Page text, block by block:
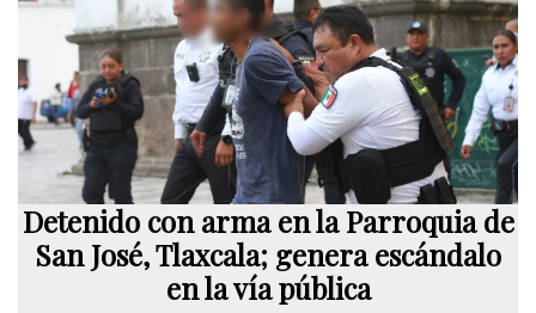
Detenido con arma en la Parroquia de
San José, Tlaxcala; genera escándalo
en la vía pública